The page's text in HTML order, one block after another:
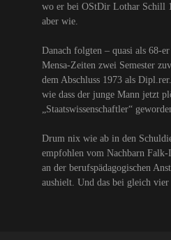
wo er bei OStDir Lothar Schill
aber wie.
Danach folgten – quasi als 68-
Mensa-Zeiten zwei Semester
dem Abschluss 1973 als
wie dass der junge Mann jetzt
„Staatswissenschaftler“
Drum nix wie ab in den
empfohlen vom Nachbarn Falk-
an der berufspädagogischen
aushielt. Und das bei gleich